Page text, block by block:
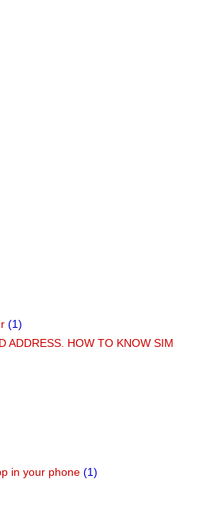
(1)
ADDRESS. HOW TO KNOW SIM
in your phone (1)